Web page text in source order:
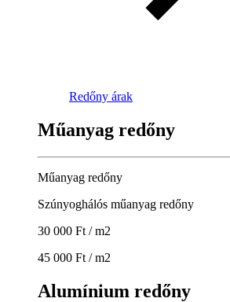
Redőny árak
Műanyag redőny
Műanyag redőny
Szúnyoghálós műanyag redőny
30 000 Ft / m2
45 000 Ft / m2
Alumínium redőny